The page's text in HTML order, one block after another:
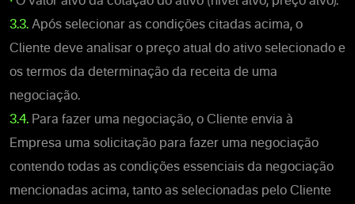
3.3. Após selecionar as condições citadas acima, o
Cliente deve analisar o preço atual do ativo selecionado e
os termos da determinação da receita de uma
negociação.
3.4. Para fazer uma negociação, o Cliente envia à
Empresa uma solicitação para fazer uma negociação
contendo todas as condições essenciais da negociação
mencionadas acima, tanto as selecionadas pelo Cliente